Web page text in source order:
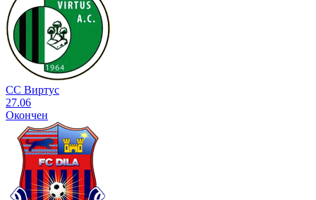
СС Виртус
27.06
Окончен